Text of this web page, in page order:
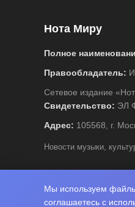
Нота Миру
Полное
Правообладатель:
Сетевое издание
Свидетельство: ЭЛ
Адрес: 105568, г.
Новости музыки,
Мы используем файлы
соглашаетесь с